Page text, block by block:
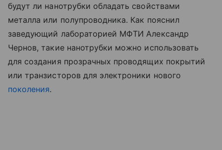
будут ли нанотрубки обладать свойствами
металла или полупроводника. Как пояснил
заведующий лабораторией МФТИ Александр
Чернов, такие нанотрубки можно использовать
для создания прозрачных проводящих покрытий
или транзисторов для электроники нового
поколения.